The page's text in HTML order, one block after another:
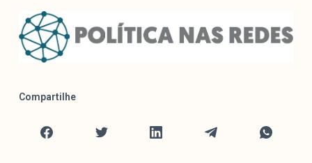
úArquivos
Boletim da Pluralidade M
Compartilhe